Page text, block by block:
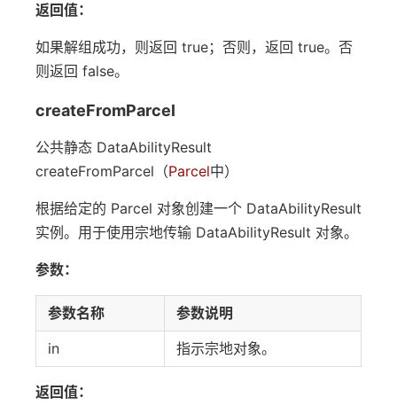
返回值：
如果解组成功，则返回 true；否则，返回 true。否
则返回 false。
createFromParcel
公共静态 DataAbilityResult
createFromParcel（Parcel中）
根据给定的 Parcel 对象创建一个 DataAbilityResult
实例。用于使用宗地传输 DataAbilityResult 对象。
参数：
参数名称
参数说明
in
指示宗地对象。
返回值：